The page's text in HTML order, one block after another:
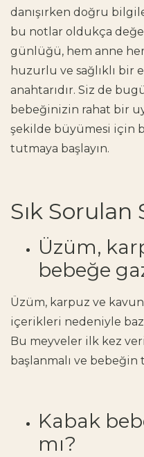
danışırken doğru
bu notlar oldukça
günlüğü, hem anne
huzurlu ve sağlıklı bir
anahtarıdır. Siz de
bebeğinizin rahat bir
şekilde büyümesi için
tutmaya başlayın.
Sık Sorulan
Üzüm,
bebeğe
Üzüm, karpuz ve
içerikleri nedeniyle
Bu meyveler ilk kez
başlanmalı ve
Kabak
mı?